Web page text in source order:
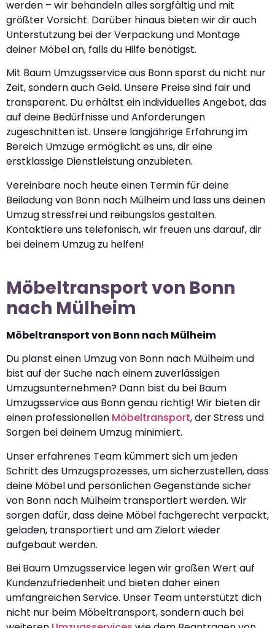
werden – wir behandeln alles sorgfältig und mit
größter Vorsicht. Darüber hinaus bieten wir dir auch
Unterstützung bei der Verpackung und Montage
deiner Möbel an, falls du Hilfe benötigst.
Mit Baum Umzugsservice aus Bonn sparst du nicht nur
Zeit, sondern auch Geld. Unsere Preise sind fair und
transparent. Du erhältst ein individuelles Angebot, das
auf deine Bedürfnisse und Anforderungen
zugeschnitten ist. Unsere langjährige Erfahrung im
Bereich Umzüge ermöglicht es uns, dir eine
erstklassige Dienstleistung anzubieten.
Vereinbare noch heute einen Termin für deine
Beiladung von Bonn nach Mülheim und lass uns deinen
Umzug stressfrei und reibungslos gestalten.
Kontaktiere uns telefonisch, wir freuen uns darauf, dir
bei deinem Umzug zu helfen!
Möbeltransport von Bonn
nach Mülheim
Möbeltransport von Bonn nach Mülheim
Du planst einen Umzug von Bonn nach Mülheim und
bist auf der Suche nach einem zuverlässigen
Umzugsunternehmen? Dann bist du bei Baum
Umzugsservice aus Bonn genau richtig! Wir bieten dir
einen professionellen Möbeltransport, der Stress und
Sorgen bei deinem Umzug minimiert.
Unser erfahrenes Team kümmert sich um jeden
Schritt des Umzugsprozesses, um sicherzustellen, dass
deine Möbel und persönlichen Gegenstände sicher
von Bonn nach Mülheim transportiert werden. Wir
sorgen dafür, dass deine Möbel fachgerecht verpackt,
geladen, transportiert und am Zielort wieder
aufgebaut werden.
Bei Baum Umzugsservice legen wir großen Wert auf
Kundenzufriedenheit und bieten daher einen
umfangreichen Service. Unser Team unterstützt dich
nicht nur beim Möbeltransport, sondern auch bei